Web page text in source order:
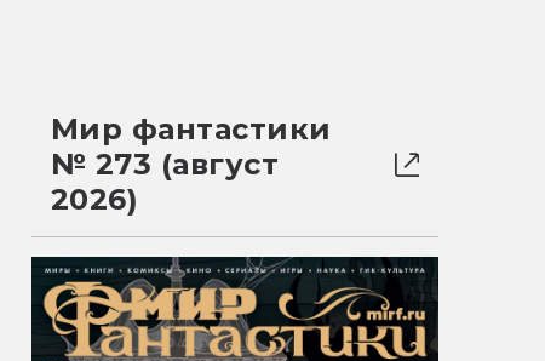
Мир фантастики
№ 273 (август
2026)